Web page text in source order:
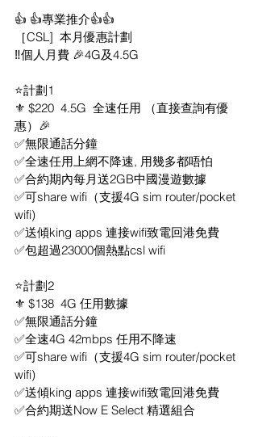
👍 👍專業推介👍👍
［CSL]  本月優惠計劃
‼️個人月費 🎉4G及4.5G
⭐計劃1
⚜️ $220  4.5G  全速任用 （直接查詢有優
惠）🎉
✅無限通話分鐘
✅全速任用上網不降速, 用幾多都唔怕
✅合約期內每月送2GB中國漫遊數據
✅可share wifi（支援4G sim router/pocket
wifi)
✅送傾king apps 連接wifi致電回港免費
✅包超過23000個熱點csl wifi
⭐計劃2
⚜️ $138  4G 仼用數據
✅無限通話分鐘
✅全速4G 42mbps 任用不降速
✅可share wifi（支援4G sim router/pocket
wifi)
✅送傾king apps 連接wifi致電回港免費
✅合約期送Now E Select 精選組合